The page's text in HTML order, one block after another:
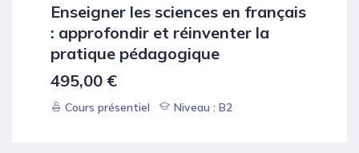
Enseigner les sciences en français
: approfondir et réinventer la
pratique pédagogique
495,00 €
Cours présentiel Niveau : B2